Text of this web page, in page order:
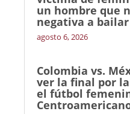
un hombre que
negativa a bailar
agosto 6, 2026
Colombia vs.
ver la final por
el fútbol